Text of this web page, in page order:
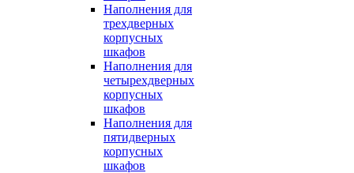
Наполнения для
трехдверных
корпусных
шкафов
Наполнения для
четырехдверных
корпусных
шкафов
Наполнения для
пятидверных
корпусных
шкафов